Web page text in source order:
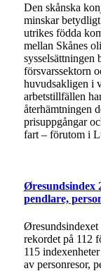
Den skånska
minskar
utrikes födda
mellan Skånes
sysselsättningen
försvarssektorn
huvudsakligen i
arbetstillfällen
återhämtningen
prisuppgångar
fart – förutom i
Øresundsindex
pendlare,
rekordet på 112
115
av personresor,